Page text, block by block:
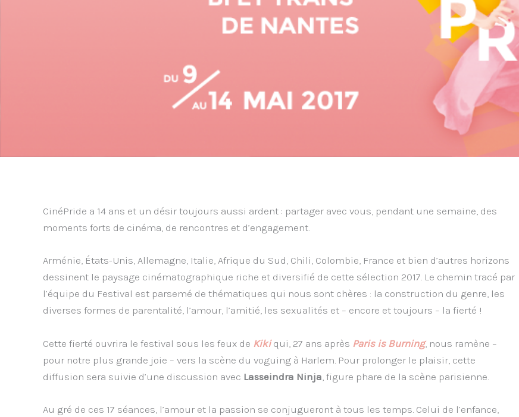
CinéPride a 14 ans et un désir toujours aussi ardent : partager avec vous, pendant une semaine, des
moments forts de cinéma, de rencontres et d’engagement.
Arménie, États-Unis, Allemagne, Italie, Afrique du Sud, Chili, Colombie, France et bien d’autres horizons
dessinent le paysage cinématographique riche et diversifié de cette sélection 2017. Le chemin tracé par
l’équipe du Festival est parsemé de thématiques qui nous sont chères : la construction du genre, les
diverses formes de parentalité, l’amour, l’amitié, les sexualités et – encore et toujours – la fierté !
Cette fierté ouvrira le festival sous les feux de Kiki qui, 27 ans après Paris is Burning, nous ramène –
pour notre plus grande joie – vers la scène du voguing à Harlem. Pour prolonger le plaisir, cette
diffusion sera suivie d’une discussion avec Lasseindra Ninja , figure phare de la scène parisienne.
Au gré de ces 17 séances, l’amour et la passion se conjugueront à tous les temps. Celui de l’enfance,